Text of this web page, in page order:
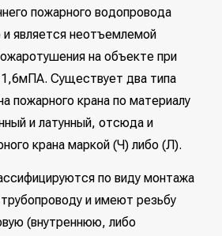
пожарного водопровода
является неотъемлемой
на объекте при
Существует два типа
пожарного крана по материалу
и латунный, отсюда и
крана маркой (Ч) либо (Л).
по виду монтажа
и имеют резьбу
(внутреннюю, либо